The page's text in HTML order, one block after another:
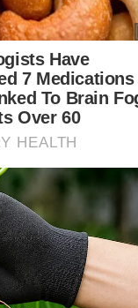
pelbagai
2024 pada
Kemajuan
Prof Tan Sri
Menteri
2014
rakyat